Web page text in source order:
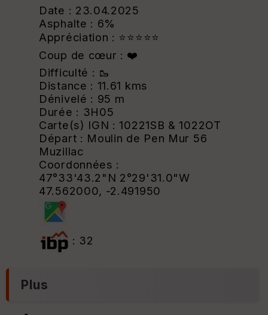
Date : 23.04.2025
Asphalte : 6%
Appréciation : ⭐⭐⭐⭐⭐
Coup de cœur : ❤️
Difficulté : 🥾
Distance : 11.61 kms
Dénivelé : 95 m
Durée : 3H05
Carte(s) IGN : 10221SB & 1022OT
Départ : Moulin de Pen Mur 56
Muzillac
Coordonnées :
47°33'43.2"N 2°29'31.0"W
47.562000, -2.491950
: 32
Plus